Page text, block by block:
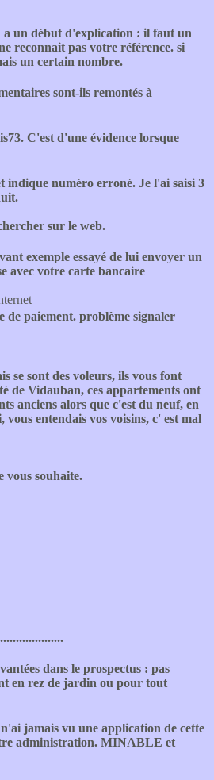
a un début d'explication : il faut un
reconnait pas votre référence. si
un certain nombre.
sont-ils remontés à
C'est d'une évidence lorsque
indique numéro erroné. Je l'ai saisi 3
sur le web.
exemple essayé de lui envoyer un
avec votre carte bancaire
de paiement. problème signaler
se sont des voleurs, ils vous font
de Vidauban, ces appartements ont
anciens alors que c'est du neuf, en
entendais vos voisins, c' est mal
vous souhaite.
dans le prospectus : pas
en rez de jardin ou pour tout
jamais vu une application de cette
administration. MINABLE et